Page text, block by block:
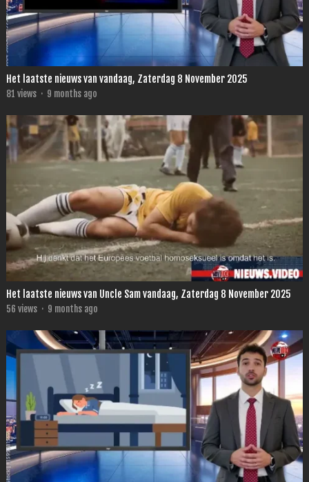
Het laatste nieuws van vandaag, Zaterdag 8 November 2025
81 views · 9 months ago
Het laatste nieuws van Uncle Sam vandaag, Zaterdag 8 November 2025
56 views · 9 months ago